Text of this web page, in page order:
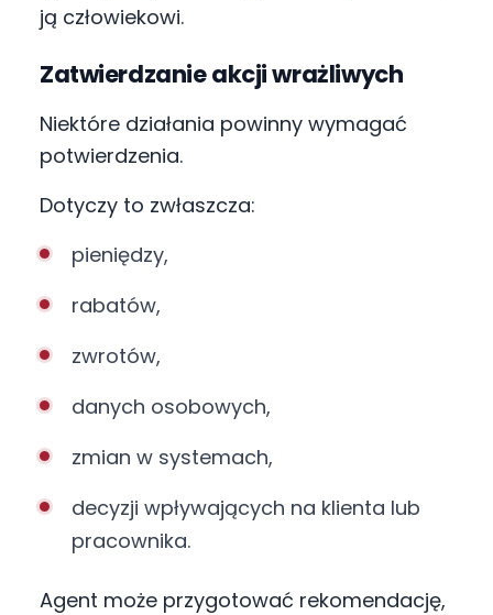
ją człowiekowi.
Zatwierdzanie akcji wrażliwych
Niektóre działania powinny wymagać
potwierdzenia.
Dotyczy to zwłaszcza:
pieniędzy,
rabatów,
zwrotów,
danych osobowych,
zmian w systemach,
decyzji wpływających na klienta lub
pracownika.
Agent może przygotować rekomendację,